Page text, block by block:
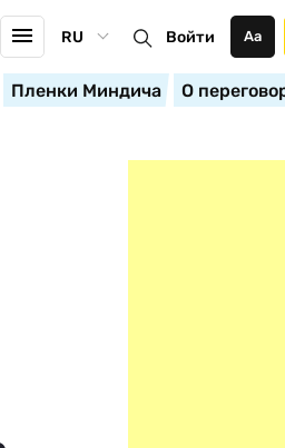
RU Войти Аа
Пленки Миндича О